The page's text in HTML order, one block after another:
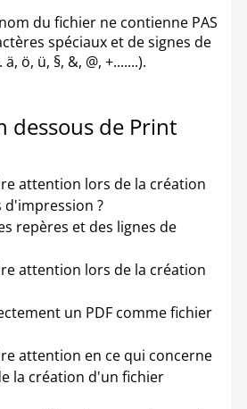
du fichier ne contienne PAS
spéciaux et de signes de
ö, ü, §, &, @, +.......).
dessous de Print
attention lors de la création
d'impression ?
repères et des lignes de
attention lors de la création
un PDF comme fichier
attention en ce qui concerne
la création d'un fichier